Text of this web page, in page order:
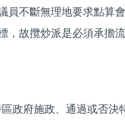
員不斷無理地要求點算會
，故攬炒派是必須承擔流
政府施政、通過或否決